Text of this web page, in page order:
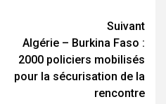
Suivant
Algérie – Burkina Faso :
2000 policiers mobilisés
pour la sécurisation de la
rencontre